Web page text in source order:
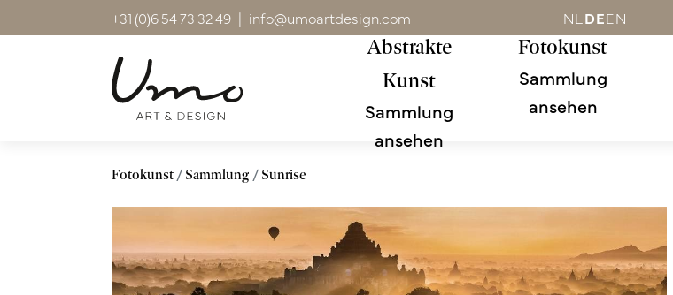
+31 (0)6 54 73 32 49 | info@umoartdesign.com NL DEEN
Abstrakte
Kunst
Sammlung
ansehen
Fotokunst
Sammlung
ansehen
Fotokunst Sammlung Sunrise